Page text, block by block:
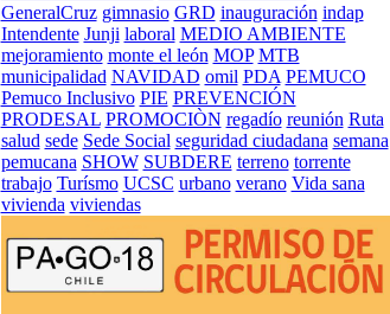
GeneralCruz gimnasio GRD inauguración indap
Intendente Junji laboral MEDIO AMBIENTE
mejoramiento monte el león MOP MTB
municipalidad NAVIDAD omil PDA PEMUCO
Pemuco Inclusivo PIE PREVENCIÓN
PRODESAL PROMOCIÒN regadío reunión Ruta
salud sede Sede Social seguridad ciudadana semana
pemucana SHOW SUBDERE terreno torrente
trabajo Turísmo UCSC urbano verano Vida sana
vivienda viviendas